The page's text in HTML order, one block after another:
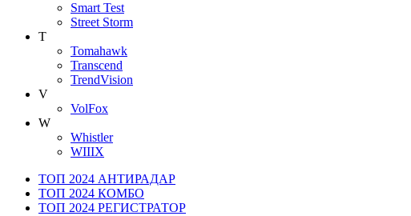
Smart Test
Street Storm
T
Tomahawk
Transcend
TrendVision
V
VolFox
W
Whistler
WIIIX
ТОП 2024 АНТИРАДАР
ТОП 2024 КОМБО
ТОП 2024 РЕГИСТРАТОР